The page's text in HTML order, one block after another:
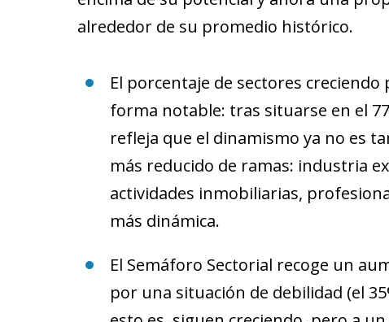
in a new window)
alrededor de su promedio histórico.
El porcentaje de sectores
forma notable: tras situarse en el
refleja que el dinamismo ya no es
más reducido de ramas: industria
actividades inmobiliarias,
más dinámica.
El Semáforo Sectorial recoge un
por una situación de debilidad (el